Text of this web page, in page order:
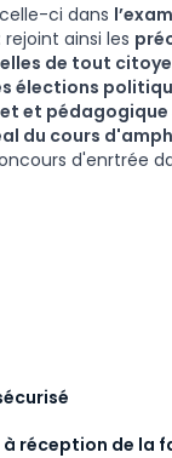
ci dans
rejoint ainsi les
de tout
élections
et pédagogique
du cours
d'enrtrée
à réception de la